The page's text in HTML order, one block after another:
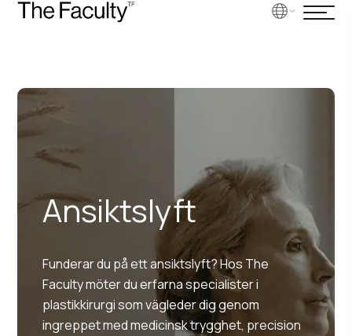
Ansiktslyft
Funderar du på ett ansiktslyft? Hos The
Faculty möter du erfarna specialister i
plastikkirurgi som vägleder dig genom
ingreppet med medicinsk trygghet, precision